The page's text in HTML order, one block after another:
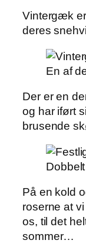
Vintergæk
deres
En af
Der er en
og har iført
brusende
På en kold
roserne at
os, til det
sommer…